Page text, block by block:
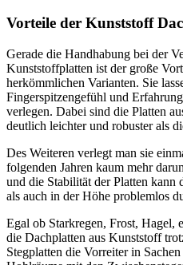
Vorteile der Kunststoff
Gerade die Handhabung bei der
Kunststoffplatten ist der große
herkömmlichen Varianten. Sie
Fingerspitzengefühl und
verlegen. Dabei sind die Platten
deutlich leichter und robuster als
Des Weiteren verlegt man sie
folgenden Jahren kaum mehr
und die Stabilität der Platten kann
als auch in der Höhe problemlos
Egal ob Starkregen, Frost, Hagel,
die Dachplatten aus Kunststoff
Stegplatten die Vorreiter in